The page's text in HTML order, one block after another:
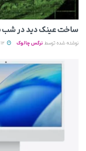
ساخت عینک دید در شب
نوشته شده توسط نرگس چالوک